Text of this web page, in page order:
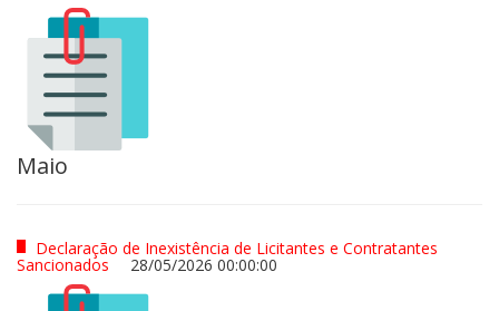
Maio
Declaração de Inexistência de Licitantes e Contratantes
Sancionados 28/05/2026 00:00:00